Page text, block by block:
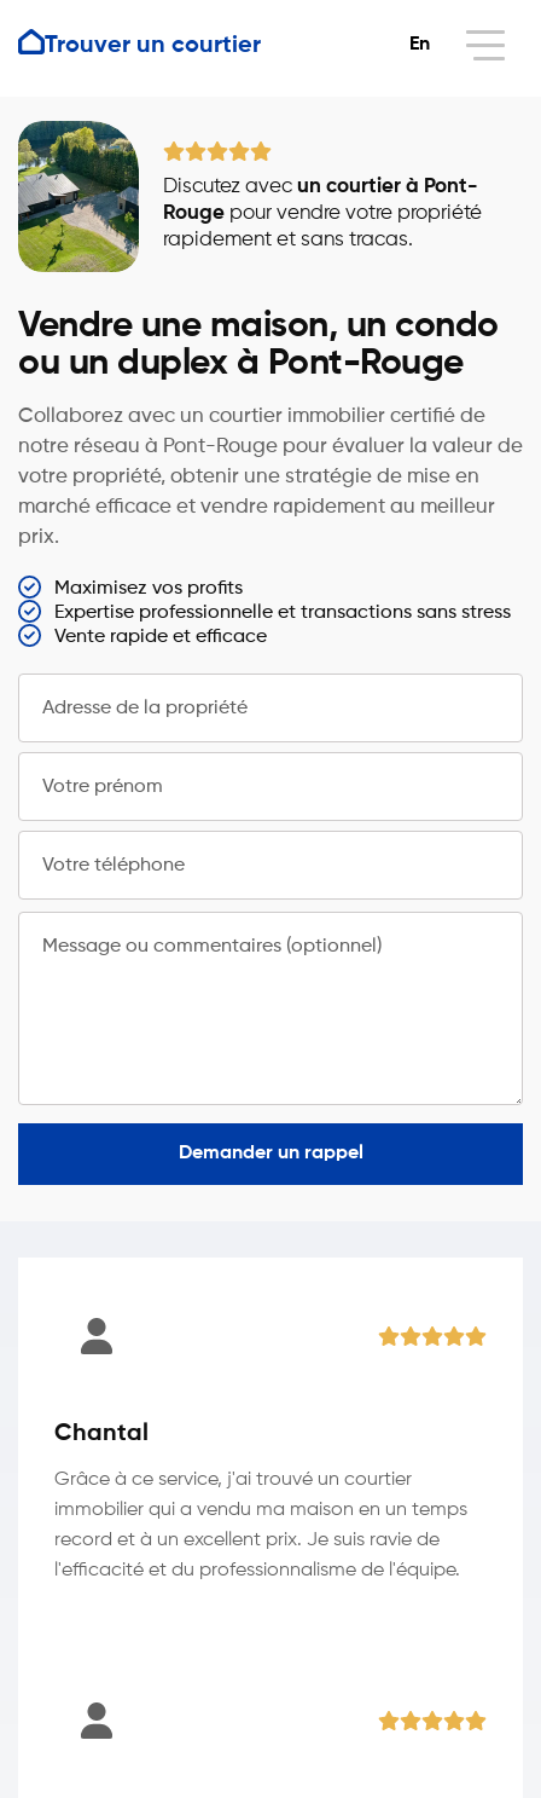
Trouver un courtier En
Discutez avec un courtier à Pont-
Rouge pour vendre votre propriété
rapidement et sans tracas.
Vendre une maison, un condo
ou un duplex à Pont-Rouge
Collaborez avec un courtier immobilier certifié de
notre réseau à Pont-Rouge pour évaluer la valeur de
votre propriété, obtenir une stratégie de mise en
marché efficace et vendre rapidement au meilleur
prix.
Maximisez vos profits
Expertise professionnelle et transactions sans stress
Vente rapide et efficace
Adresse de la propriété
Votre prénom
Votre téléphone
Message ou commentaires (optionnel)
Demander un rappel
Chantal
Grâce à ce service, j'ai trouvé un courtier
immobilier qui a vendu ma maison en un temps
record et à un excellent prix. Je suis ravie de
l'efficacité et du professionnalisme de l'équipe.